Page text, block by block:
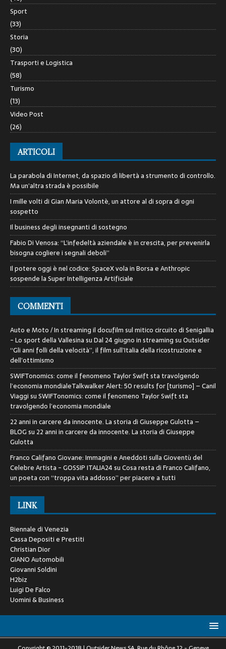
Sport
(33)
Storia
(30)
Trasporti e Logistica
(58)
Turismo
(13)
Video Post
(26)
ARTICOLI
La parabola di Internet, da spazio di libertà a strumento di controllo.
Ma un’altra strada è possibile
I mille volti di Gian Maria Volontè, un attore al di sopra di ogni
sospetto
Il business degli insegnanti di sostegno
Fabio Di Venosa: “L’infedeltà aziendale è in crescita, per prevenirla
bisogna cogliere i segnali deboli”
Il potere oggi è nel codice: SpaceX vola in Borsa e Anthropic
sospende la Super Intelligenza Artificiale
COMMENTI
Auto e Moto / In streaming il docufilm sul mitico circuito di Senigallia
- Lo sport della VallesinasuDal 24 giugno in streaming su Outsider
“Gli anni folli della velocità”, il film sull’Italia della ricostruzione e
dell’ottimismo
SWIFTonomics: come il fenomeno Taylor Swift sta travolgendo
l’economia mondialeTalkwalker Alert: 50 results for [turismo] – Canil
ViaggisuSWIFTonomics: come il fenomeno Taylor Swift sta
travolgendo l’economia mondiale
22 anni in carcere da innocente. La storia di Giuseppe Gulotta –
BLOGsu 22 anni in carcere da innocente. La storia di Giuseppe
Gulotta
Franco Califano Giovane: Immagini e Aneddoti sulla Gioventù del
Celebre Artista - GOSSIP ITALIA24suCosa resta di Franco Califano,
un poeta con “troppa vita addosso” per piacere a tutti
LINK
Biennale di Venezia
Cassa Depositi e Prestiti
Christian Dior
GIANO Automobili
Giovanni Soldini
H2biz
Luigi De Falco
Uomini & Business